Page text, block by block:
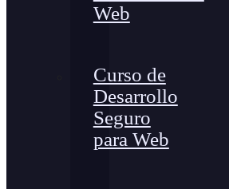
Web
Curso de
Desarrollo
Seguro
para Web